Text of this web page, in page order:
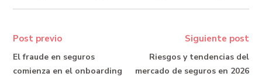
Post previo
El fraude en seguros
comienza en el onboarding
Siguiente post
Riesgos y tendencias del
mercado de seguros en 2026